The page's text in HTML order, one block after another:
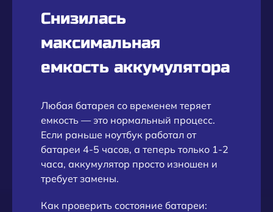
Снизилась
максимальная
емкость аккумулятора
Любая батарея со временем теряет
емкость — это нормальный процесс.
Если раньше ноутбук работал от
батареи 4-5 часов, а теперь только 1-2
часа, аккумулятор просто изношен и
требует замены.
Как проверить состояние батареи: